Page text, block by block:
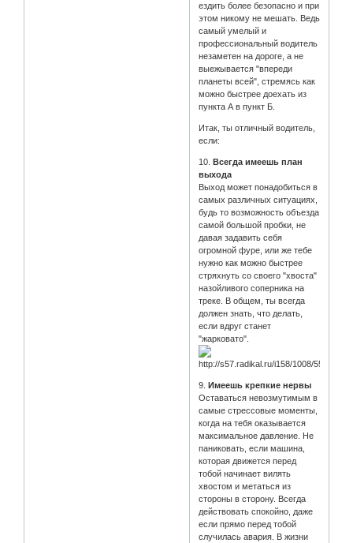
ездить более безопасно и при
этом никому не мешать. Ведь
самый умелый и
профессиональный водитель
незаметен на дороге, а не
выежывается "впереди
планеты всей", стремясь как
можно быстрее доехать из
пункта А в пункт Б.
Итак, ты отличный водитель,
если:
10.Всегда имеешь план
выхода
Выход может понадобиться в
самых различных ситуациях,
будь то возможность объезда
самой большой пробки, не
давая задавить себя
огромной фуре, или же тебе
нужно как можно быстрее
стряхнуть со своего "хвоста"
назойливого соперника на
треке. В общем, ты всегда
должен знать, что делать,
если вдруг станет
"жарковато".
9.Имеешь крепкие нервы
Оставаться невозмутимым в
самые стрессовые моменты,
когда на тебя оказывается
максимальное давление. Не
паниковать, если машина,
которая движется перед
тобой начинает вилять
хвостом и метаться из
стороны в сторону. Всегда
действовать спокойно, даже
если прямо перед тобой
случилась авария. В жизни